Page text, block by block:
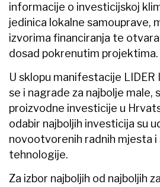
informacije o investicijskoj
jedinica lokalne samouprave,
izvorima financiranja te
dosad pokrenutim projektima.
U sklopu manifestacije LIDER
se i nagrade za najbolje male,
proizvodne investicije u
odabir najboljih investicija su
novootvorenih radnih mjesta
tehnologije.
Za izbor najboljih od najboljih